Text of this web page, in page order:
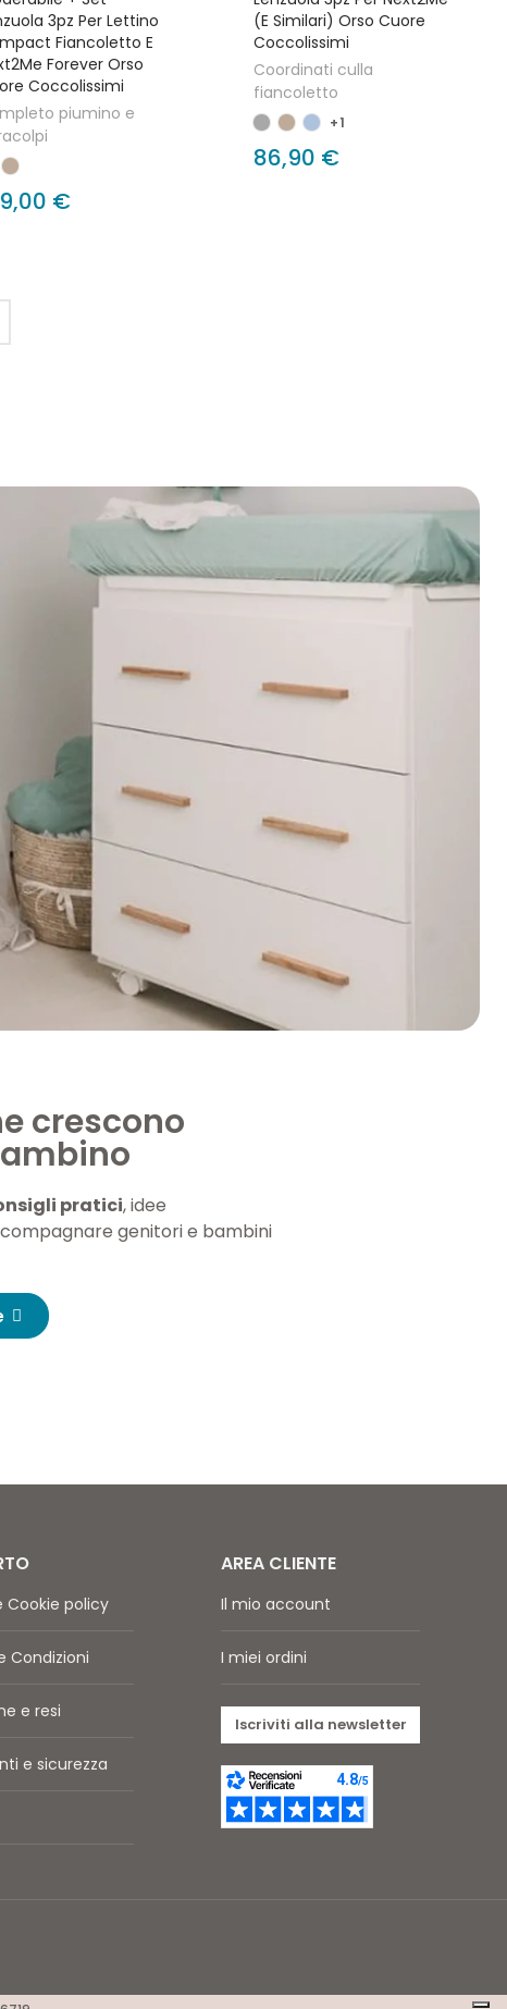
3pz Per Lettino
Fiancoletto E
Forever Orso
Coccolissimi
piumino e
€
(e Similari) Orso Cuore
Coccolissimi
Coordinati culla
fiancoletto
+1
86,90 €
crescono
pratici, idee
genitori e bambini
Cookie policy
Condizioni
e resi
e sicurezza
AREA CLIENTE
Il mio account
I miei ordini
Iscriviti alla newsletter